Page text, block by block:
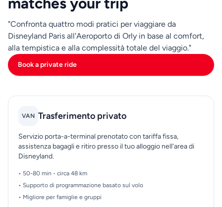
tua prenotazione, le informazioni del terminal e
l'accesso al telefono. Conferma chiaramente la tua
posizione di ritiro, incluse le istruzioni di ingresso
dell'hotel o del cancello della residenza, in modo che la
partenza sia efficiente. Piccoli passi di preparazione
rendono il percorso più fluido e ti aiutano a
deposito dei bagagli, la sicurezza e un inizio più
"Confronta quattro modi pratici per viaggiare da
Disneyland Paris all'Aeroporto di Orly in base al comfort,
alla tempistica e alla complessità totale del viaggio."
Book a private ride
VAN Trasferimento privato
Servizio porta-a-terminal prenotato con tariffa fissa,
assistenza bagagli e ritiro presso il tuo alloggio nell'area di
Disneyland.
• 50-80 min - circa 48 km
• Supporto di programmazione basato sul volo
• Migliore per famiglie e gruppi